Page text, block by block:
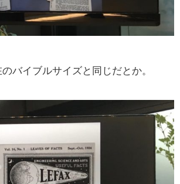
バイブルサイズと同じだとか。